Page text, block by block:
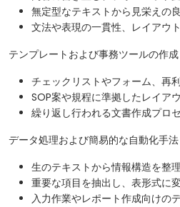
無定型なテキストから見栄えの
文法や表現の一貫性、レイアウ
テンプレートおよび事務ツールの作成
チェックリストやフォーム、再
SOP案や規程に準拠したレイア
繰り返し行われる文書作成プロ
データ処理および簡易的な自動化手法
生のテキストから情報構造を整
重要な項目を抽出し、表形式に
入力作業やレポート作成向けの